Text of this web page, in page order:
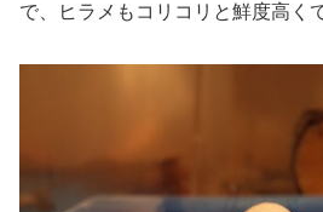
で、ヒラメもコリコリと鮮度高く